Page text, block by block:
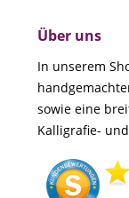
Über uns
In unserem
sowie eine
Kalligrafie-